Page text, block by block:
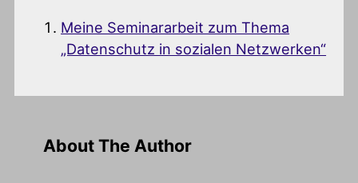
Meine Seminararbeit zum Thema
„Datenschutz in sozialen Netzwerken“
About The Author